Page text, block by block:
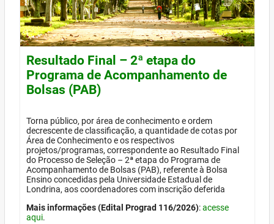
Resultado Final – 2ª etapa do
Programa de Acompanhamento de
Bolsas (PAB)
Torna público, por área de conhecimento e ordem
decrescente de classificação, a quantidade de cotas por
Área de Conhecimento e os respectivos
projetos/programas, correspondente ao Resultado Final
do Processo de Seleção – 2ª etapa do Programa de
Acompanhamento de Bolsas (PAB), referente à Bolsa
Ensino concedidas pela Universidade Estadual de
Londrina, aos coordenadores com inscrição deferida
Mais informações (Edital Prograd 116/2026):acesse
aqui.